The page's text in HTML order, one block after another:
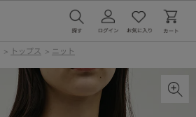
> トップス > ニット